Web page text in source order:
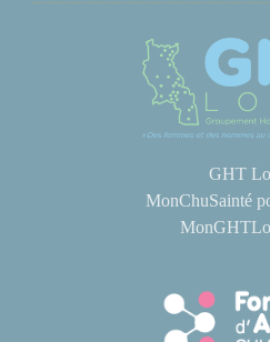
GHT
MonChuSainté